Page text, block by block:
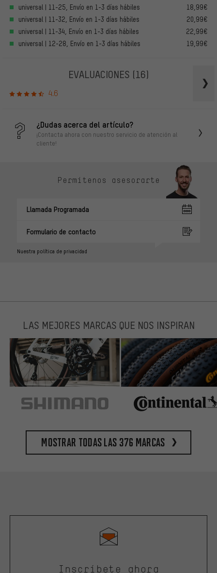
universal | 11-25, Envío en 1-3 días hábiles
18,99€
universal | 11-32, Envío en 1-3 días hábiles
20,99€
universal | 11-34, Envío en 1-3 días hábiles
22,99€
universal | 12-28, Envío en 1-3 días hábiles
19,99€
EVALUACIONES (16)
4.6
¿Dudas acerca del artículo?
¡Contacta ahora con nuestro servicio de atención al
cliente!
Permítenos asesorarte
Llamada Programada
Formulario de contacto
Nuestra política de privacidad
LAS MEJORES MARCAS QUE NOS INSPIRAN
Mostrar todas las 376 marcas
Inscríbete ahora